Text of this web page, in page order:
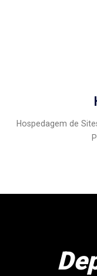
Hospedagem de